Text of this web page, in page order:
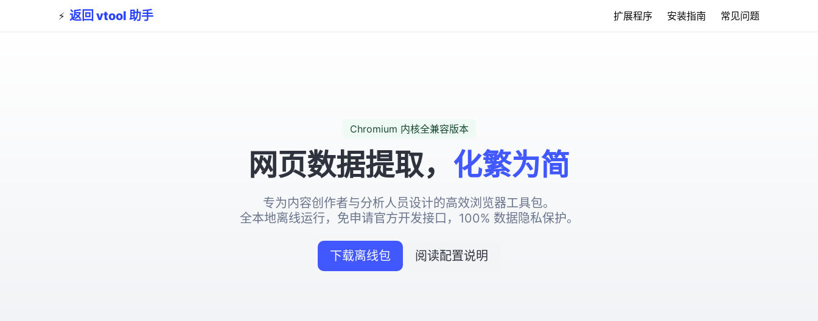
⚡ 返回 vtool 助手 扩展程序 安装指南 常见问题
Chromium 内核全兼容版本
网页数据提取， 化繁为简
专为内容创作者与分析人员设计的高效浏览器工具包。
全本地离线运行，免申请官方开发接口，100% 数据隐私保护。
下载离线包 阅读配置说明